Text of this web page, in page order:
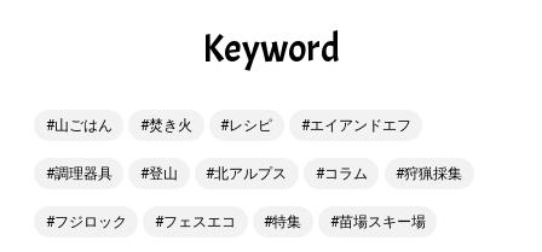
Keyword
山ごはん 焚き火 レシピ エイアンドエフ
調理器具 登山 北アルプス コラム 狩猟採集
フジロック フェスエコ 特集 苗場スキー場